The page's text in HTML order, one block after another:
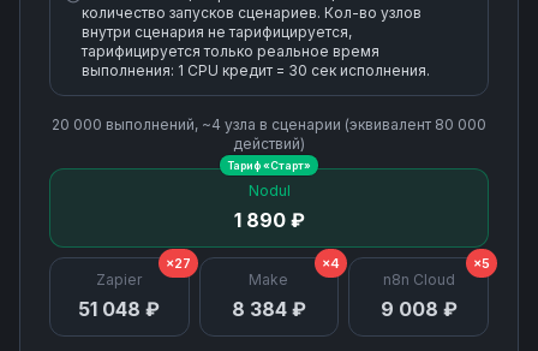
количество запусков сценариев. Кол-во узлов
внутри сценария не тарифицируется,
тарифицируется только реальное время
выполнения: 1 CPU кредит = 30 сек исполнения.
20 000 выполнений, ~4 узла в сценарии (эквивалент 80 000
действий)
Nodul
1 890 ₽
Тариф «Старт»
Zapier
51 048 ₽
×27
Make
8 384 ₽
×4
n8n Cloud
9 008 ₽
×5